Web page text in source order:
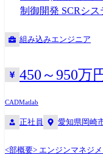
で、組織内でもエンジニ
では常時2、3名がアメリ
機会もございます。 ●評価制御システム設計部ではハードとソフトの両
側面を持ったエンジニアと
部講座受講による自己開発
様な教育・育成支援制度が
進 -動力性能/エネルギー
ーション検討 ・電動パワ
ートレインのアライアン
開発ツール(MATLAB、
制御開発 SCRシ
組み込みエンジニア
450～950万
CADMatlab
正社員 愛知県岡崎
<部概要> エンジンマネジ